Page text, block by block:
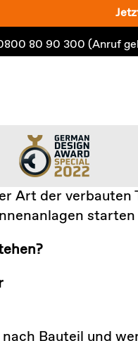
80 90 300 (Anruf
Art der
Bauteil und